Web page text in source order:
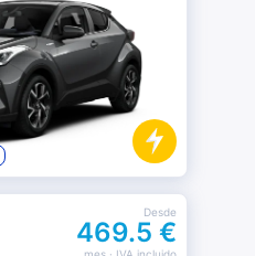
Desde
469.5 €